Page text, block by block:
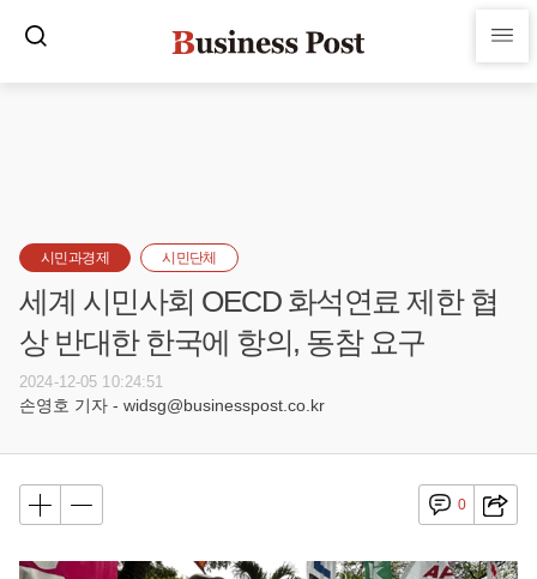
시민과경제 시민단체
세계 시민사회 OECD 화석연료 제한 협
상 반대한 한국에 항의, 동참 요구
2024-12-05 10:24:51
손영호 기자 - widsg@businesspost.co.kr
0